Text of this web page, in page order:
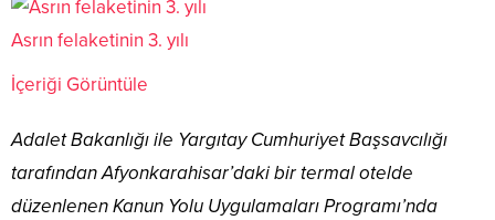
Asrın felaketinin 3. yılı
İçeriği Görüntüle
Adalet Bakanlığı ile Yargıtay Cumhuriyet Başsavcılığı
tarafından Afyonkarahisar’daki bir termal otelde
düzenlenen Kanun Yolu Uygulamaları Programı’nda